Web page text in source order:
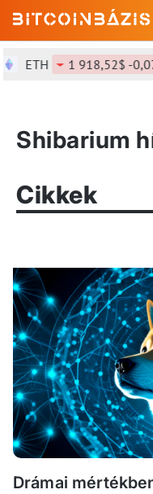
ETH 1 918,52$ -
Shibarium
Cikkek
Drámai